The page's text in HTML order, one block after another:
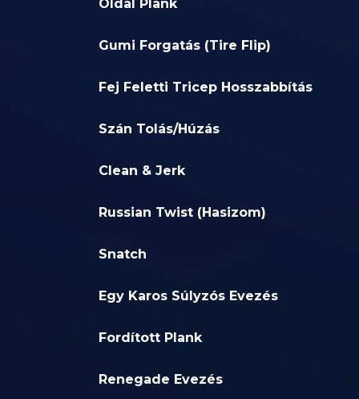
Oldal Plank
Gumi Forgatás (Tire Flip)
Fej Feletti Tricep Hosszabbítás
Szán Tolás/Húzás
Clean & Jerk
Russian Twist (Hasizom)
Snatch
Egy Karos Súlyzós Evezés
Fordított Plank
Renegade Evezés